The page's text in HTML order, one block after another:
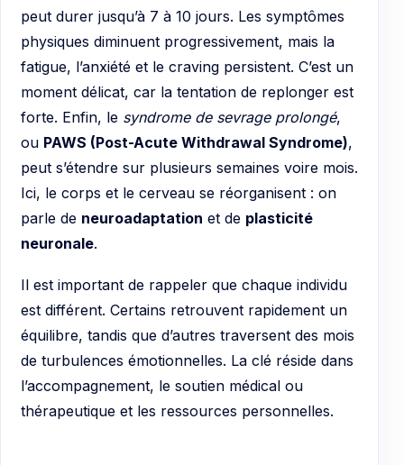
peut durer jusqu’à 7 à 10 jours. Les symptômes
physiques diminuent progressivement, mais la
fatigue, l’anxiété et le craving persistent. C’est un
moment délicat, car la tentation de replonger est
forte. Enfin, le syndrome de sevrage prolongé,
ou PAWS (Post-Acute Withdrawal Syndrome),
peut s’étendre sur plusieurs semaines voire mois.
Ici, le corps et le cerveau se réorganisent : on
parle de neuroadaptation et de plasticité
neuronale.
Il est important de rappeler que chaque individu
est différent. Certains retrouvent rapidement un
équilibre, tandis que d’autres traversent des mois
de turbulences émotionnelles. La clé réside dans
l’accompagnement, le soutien médical ou
thérapeutique et les ressources personnelles.